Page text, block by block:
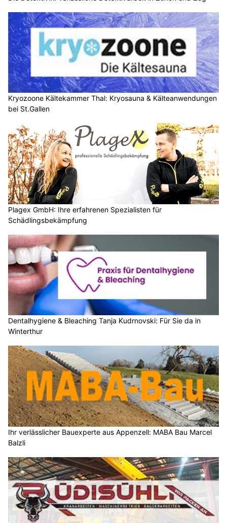
Kryozoone Kältekammer Thal: Kryosauna & Kälteanwendungen
bei St.Gallen
Plagex GmbH: Ihre erfahrenen Spezialisten für
Schädlingsbekämpfung
Dentalhygiene & Bleaching Tanja Kudrnovski: Für Sie da in
Winterthur
Ihr verlässlicher Bauexperte aus Appenzell: MABA Bau Marcel
Balzli